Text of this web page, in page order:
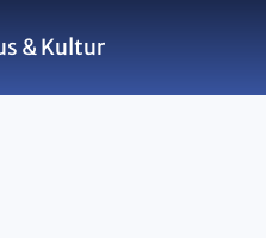
& Kultur